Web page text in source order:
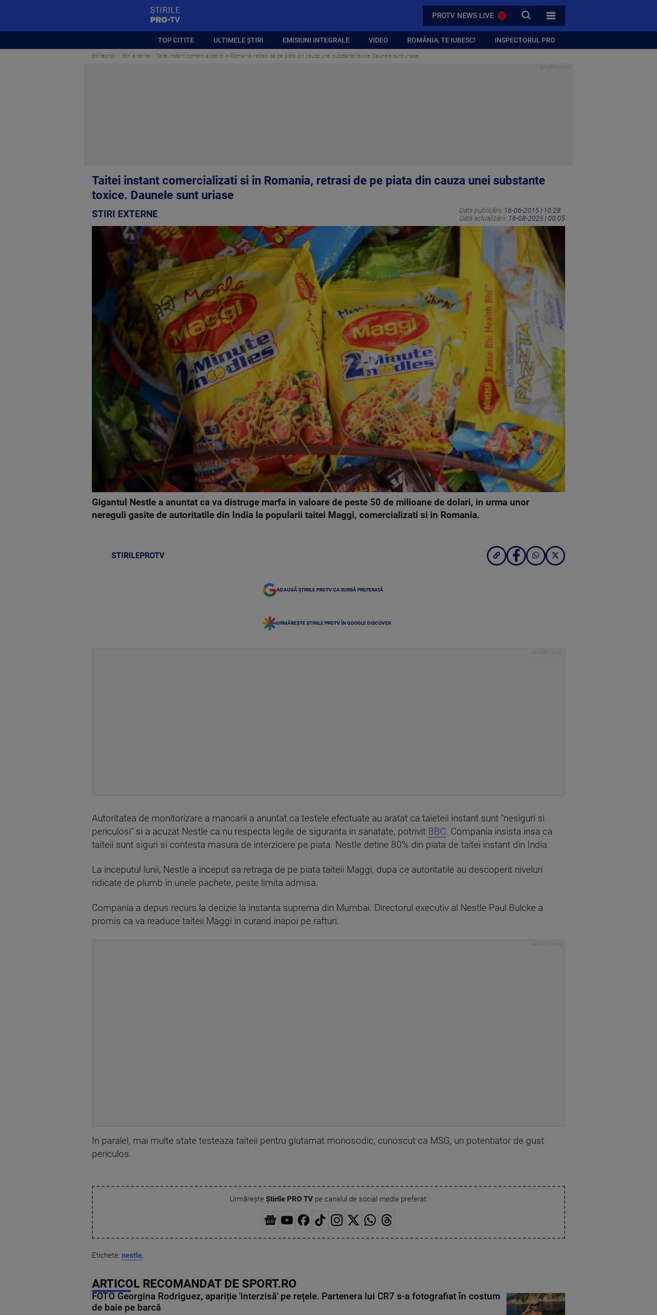
PROTV NEWS LIVE CAUTA
TOATE CATEGORIILE
TOP CITITE ULTIMELE ȘTIRI EMISIUNI INTEGRALE VIDEO ROMÂNIA, TE IUBESC! INSPECTORUL PRO
Stirileprotv Stiri externe Taitei instant comercializati si in Romania, retrasi de pe piata din cauza unei substante toxice. Daunele sunt uriase
Taitei instant comercializati si in Romania, retrasi de pe piata din cauza unei substante
toxice. Daunele sunt uriase
STIRI EXTERNE Data publicării: 16-06-2015 | 10:28
Data actualizării: 16-08-2025 | 00:05
Gigantul Nestle a anuntat ca va distruge marfa in valoare de peste 50 de milioane de dolari, in urma unor
nereguli gasite de autoritatile din India la popularii taitei Maggi, comercializati si in Romania.
STIRILEPROTV
ADAUGĂ ȘTIRILE PROTV CA SURSĂ PREFERATĂ
URMĂREȘTE ȘTIRILE PROTV ÎN GOOGLE DISCOVER
Autoritatea de monitorizare a mancarii a anuntat ca testele efectuate au aratat ca taieteii instant sunt "nesiguri si
periculosi" si a acuzat Nestle ca nu respecta legile de siguranta in sanatate, potrivit BBC. Compania insista insa ca
taiteii sunt siguri si contesta masura de interzicere pe piata. Nestle detine 80% din piata de taitei instant din India.
La inceputul lunii, Nestle a inceput sa retraga de pe piata taiteii Maggi, dupa ce autoritatile au descoperit niveluri
ridicate de plumb in unele pachete, peste limita admisa.
Compania a depus recurs la decizie la instanta suprema din Mumbai. Directorul executiv al Nestle Paul Bulcke a
promis ca va readuce taiteii Maggi in curand inapoi pe rafturi.
In paralel, mai multe state testeaza taiteii pentru glutamat monosodic, cunoscut ca MSG, un potentiator de gust
periculos.
Urmărește Știrile PRO TVpe canalul de social media preferat:
Etichete: nestle,
ARTICOL RECOMANDAT DE SPORT.RO
FOTO Georgina Rodriguez, apariție 'interzisă' pe rețele. Partenera lui CR7 s-a fotografiat în costum
de baie pe barcă